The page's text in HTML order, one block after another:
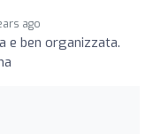
ago
e ben organizzata.